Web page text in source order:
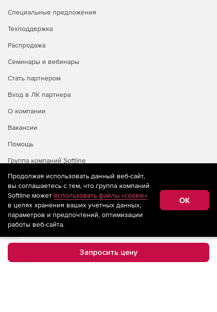
дистрибутивов Linux.
Поддержка 64-разрябных систем Linux.
Запросить цену
Специальные предложения
Техподдержка
Распродажа
Семинары и вебинары
Стать партнером
Вход в ЛК партнера
О компании
Вакансии
Помощь
Группа компаний Softline
© 1993—2026 Softline
Условия использования
Политика конфиденциальности
Правила продажи
14+
Продолжая использовать данный веб-сайт,
вы соглашаетесь с тем, что группа компаний
Softline может использовать файлы «cookie»
в целях хранения ваших учетных данных,
параметров и предпочтений, оптимизации
работы веб-сайта.
OK